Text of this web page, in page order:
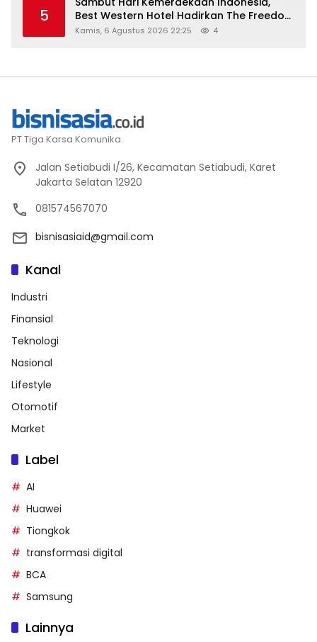
5
Best Western Hotel Hadirkan The Freedom
Stay Diskon Hingga 45%
Kamis, 6 Agustus 2026 22:25 4
PT Tiga Karsa Komunika.
Jalan Setiabudi I/26, Kecamatan Setiabudi, Karet
Jakarta Selatan 12920
081574567070
bisnisasiaid@gmail.com
Kanal
Industri
Finansial
Teknologi
Nasional
Lifestyle
Otomotif
Market
Label
AI
Huawei
Tiongkok
transformasi digital
BCA
Samsung
Lainnya